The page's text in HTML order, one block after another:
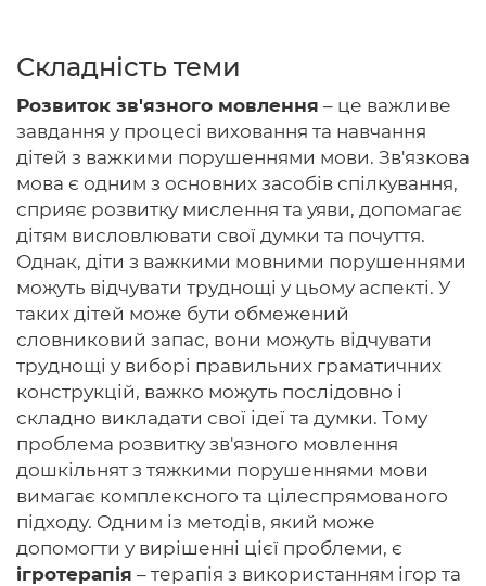
Складність теми
Розвиток зв'язного мовлення – це важливе
завдання у процесі виховання та навчання
дітей з важкими порушеннями мови. Зв'язкова
мова є одним з основних засобів спілкування,
сприяє розвитку мислення та уяви, допомагає
дітям висловлювати свої думки та почуття.
Однак, діти з важкими мовними порушеннями
можуть відчувати труднощі у цьому аспекті. У
таких дітей може бути обмежений
словниковий запас, вони можуть відчувати
труднощі у виборі правильних граматичних
конструкцій, важко можуть послідовно і
складно викладати свої ідеї та думки. Тому
проблема розвитку зв'язного мовлення
дошкільнят з тяжкими порушеннями мови
вимагає комплексного та цілеспрямованого
підходу. Одним із методів, який може
допомогти у вирішенні цієї проблеми, є
ігротерапія – терапія з використанням ігор та
Авторам
Умови
Вхiд